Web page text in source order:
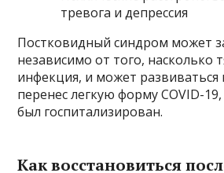
тревога и депрессия
Постковидный синдром может
независимо от того, насколько
инфекция, и может развиваться
перенес легкую форму COVID-19,
был госпитализирован.
Как восстановиться